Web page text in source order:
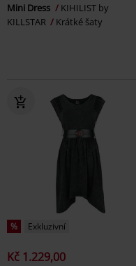
Mini Dress
KIHILIST by
KILLSTAR
Krátké šaty
% Exkluzivní
Kč 1.229,00